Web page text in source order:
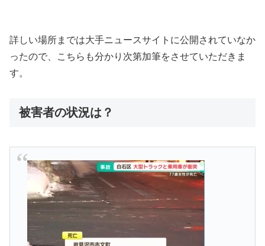
詳しい場所までは大手ニュースサイトに公開されていなか
ったので、こちらも分かり次第加筆をさせていただきま
す。
被害者の状況は？